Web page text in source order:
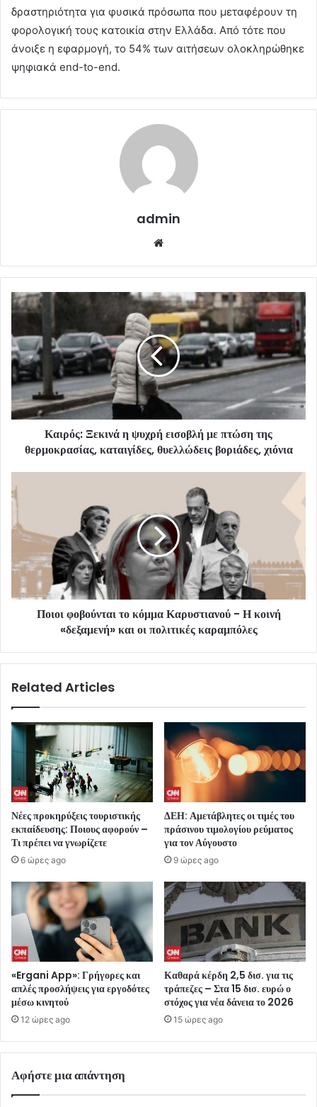
δραστηριότητα για φυσικά πρόσωπα που μεταφέρουν τη
φορολογική τους κατοικία στην Ελλάδα. Από τότε που
άνοιξε η εφαρμογή, το 54% των αιτήσεων ολοκληρώθηκε
ψηφιακά end-to-end.
admin
Καιρός: Ξεκινά η ψυχρή εισοβλή με πτώση της
θερμοκρασίας, καταιγίδες, θυελλώδεις βοριάδες, χιόνια
Ποιοι φοβούνται το κόμμα Καρυστιανού - Η κοινή
«δεξαμενή» και οι πολιτικές καραμπόλες
Related Articles
Νέες προκηρύξεις τουριστικής
εκπαίδευσης: Ποιους αφορούν –
Τι πρέπει να γνωρίζετε
6 ώρες ago
ΔΕΗ: Αμετάβλητες οι τιμές του
πράσινου τιμολογίου ρεύματος
για τον Αύγουστο
9 ώρες ago
«Ergani App»: Γρήγορες και
απλές προσλήψεις για εργοδότες
μέσω κινητού
12 ώρες ago
Καθαρά κέρδη 2,5 δισ. για τις
τράπεζες – Στα 15 δισ. ευρώ ο
στόχος για νέα δάνεια το 2026
15 ώρες ago
Αφήστε μια απάντηση